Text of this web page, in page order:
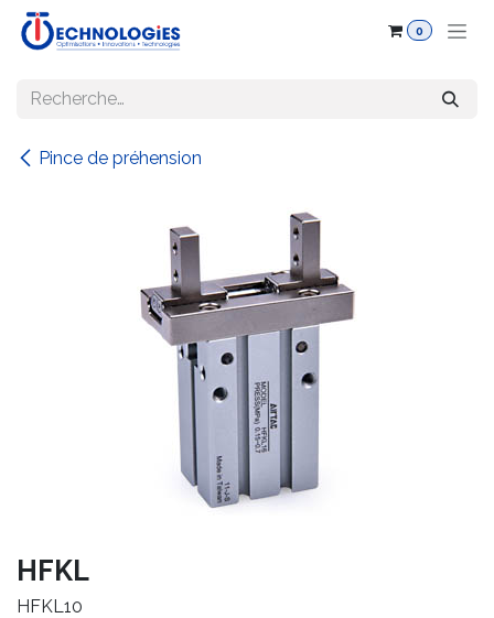
Se rendre au contenu
0
Pince de préhension
HFKL
HFKL10